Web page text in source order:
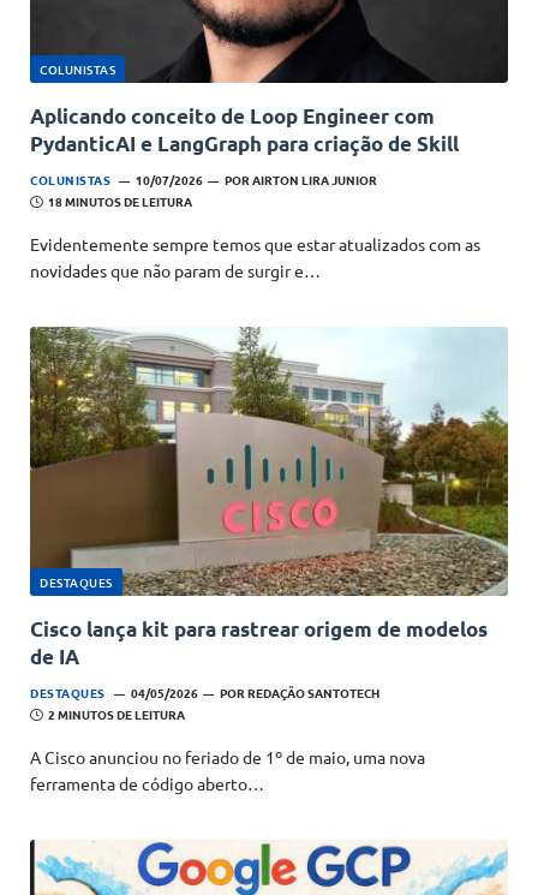
COLUNISTAS
Aplicando conceito de Loop Engineer com
PydanticAI e LangGraph para criação de Skill
COLUNISTAS 10/07/2026 POR AIRTON LIRA JUNIOR
18 MINUTOS DE LEITURA
Evidentemente sempre temos que estar atualizados com as
novidades que não param de surgir e…
DESTAQUES
Cisco lança kit para rastrear origem de modelos
de IA
DESTAQUES 04/05/2026 POR REDAÇÃO SANTOTECH
2 MINUTOS DE LEITURA
A Cisco anunciou no feriado de 1º de maio, uma nova
ferramenta de código aberto…